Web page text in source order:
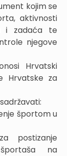
kojim se
aktivnosti
i zadaća te
njegove
Hrvatski
Hrvatske za
športom u
postizanje
na